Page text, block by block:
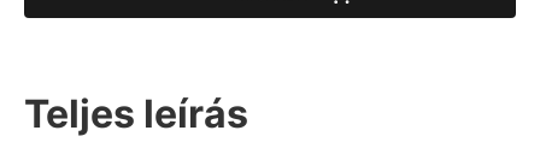
Teljes leírás